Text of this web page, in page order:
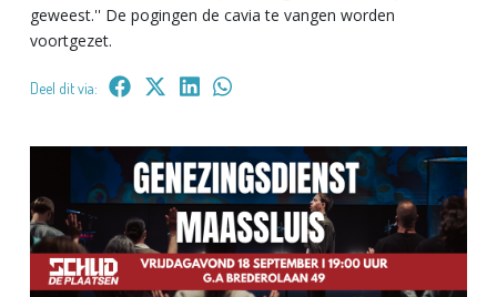
geweest.'' De pogingen de cavia te vangen worden
voortgezet.
Deel dit via: